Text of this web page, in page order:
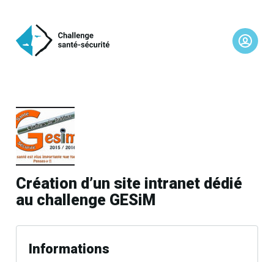
Création d’un site intranet dédié
au challenge GESiM
Informations